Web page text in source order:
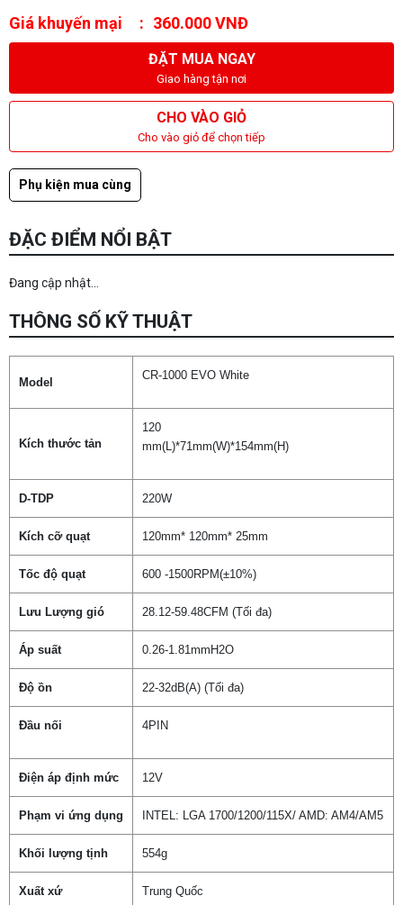
Giá khuyến mại
360.000 VNĐ
ĐẶT MUA NGAY
Giao hàng tận nơi
CHO VÀO GIỎ
Cho vào giỏ để chọn tiếp
Phụ kiện mua cùng
ĐẶC ĐIỂM NỔI BẬT
Đang cập nhật...
THÔNG SỐ KỸ THUẬT
Model
CR-1000 EVO White
Kích thước tản
120
mm(L)*71mm(W)*154mm(H)
D-TDP 220W
Kích cỡ quạt 120mm* 120mm* 25mm
Tốc độ quạt 600 -1500RPM(±10%)
Lưu Lượng gió 28.12-59.48CFM (Tối đa)
Áp suất 0.26-1.81mmH2O
Độ ồn 22-32dB(A) (Tối đa)
Đầu nối 4PIN
Điện áp định mức 12V
Phạm vi ứng dụng INTEL: LGA 1700/1200/115X/ AMD: AM4/AM5
Khối lượng tịnh 554g
Xuất xứ Trung Quốc